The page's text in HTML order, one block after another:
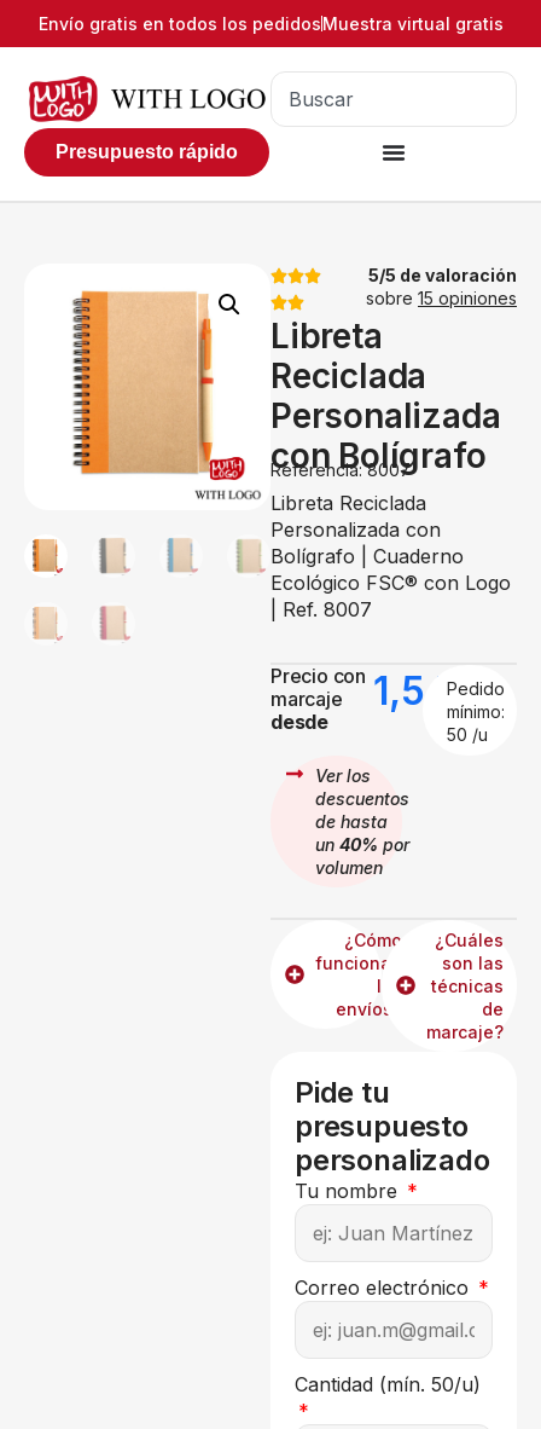
Envío gratis en todos los pedidosMuestra virtual gratis
Presupuesto rápido
5/5 de valoración
sobre 15 opiniones
Libreta
Reciclada
Personalizada
con Bolígrafo
Referencia: 8007
Libreta Reciclada
Personalizada con
Bolígrafo | Cuaderno
Ecológico FSC® con Logo
| Ref. 8007
Precio con
marcaje
desde
1,54€
Pedido
mínimo:
50 /u
Ver los
descuentos
de hasta
un 40% por
volumen
¿Cómo
funcionan
los
envíos?
¿Cuáles
son las
técnicas
de
marcaje?
Pide tu
presupuesto
personalizado
Tu nombre
Correo electrónico
Cantidad (mín. 50/u)